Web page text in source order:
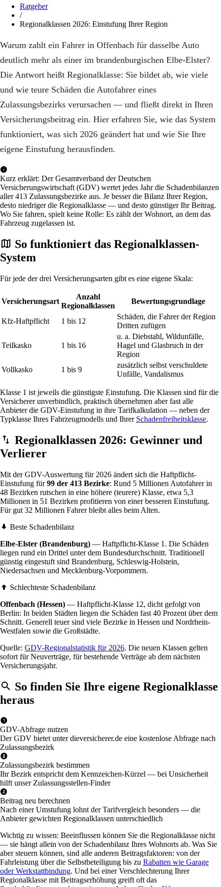
Ratgeber
/
Regionalklassen 2026: Einstufung Ihrer Region
Warum zahlt ein Fahrer in Offenbach für dasselbe Auto
deutlich mehr als einer im brandenburgischen Elbe-Elster?
Die Antwort heißt Regionalklasse: Sie bildet ab, wie viele
und wie teure Schäden die Autofahrer eines
Zulassungsbezirks verursachen — und fließt direkt in Ihren
Versicherungsbeitrag ein. Hier erfahren Sie, wie das System
funktioniert, was sich 2026 geändert hat und wie Sie Ihre
eigene Einstufung herausfinden.
Kurz erklärt: Der Gesamtverband der Deutschen
Versicherungswirtschaft (GDV) wertet jedes Jahr die Schadenbilanzen
aller 413 Zulassungsbezirke aus. Je besser die Bilanz Ihrer Region,
desto niedriger die Regionalklasse — und desto günstiger Ihr Beitrag.
Wo Sie fahren, spielt keine Rolle: Es zählt der Wohnort, an dem das
Fahrzeug zugelassen ist.
So funktioniert das Regionalklassen-
System
Für jede der drei Versicherungsarten gibt es eine eigene Skala:
Versicherungsart
Anzahl
Regionalklassen
Bewertungsgrundlage
Kfz-Haftpflicht 1 bis 12
Schäden, die Fahrer der Region
Dritten zufügen
Teilkasko 1 bis 16
u. a. Diebstahl, Wildunfälle,
Hagel und Glasbruch in der
Region
Vollkasko
1 bis 9
zusätzlich selbst verschuldete
Unfälle, Vandalismus
Klasse 1 ist jeweils die günstigste Einstufung. Die Klassen sind für die
Versicherer unverbindlich, praktisch übernehmen aber fast alle
Anbieter die GDV-Einstufung in ihre Tarifkalkulation — neben der
Typklasse Ihres Fahrzeugmodells und Ihrer Schadenfreiheitsklasse.
Regionalklassen 2026: Gewinner und
Verlierer
Mit der GDV-Auswertung für 2026 ändert sich die Haftpflicht-
Einstufung für99 der 413 Bezirke: Rund 5 Millionen Autofahrer in
48 Bezirken rutschen in eine höhere (teurere) Klasse, etwa 5,3
Millionen in 51 Bezirken profitieren von einer besseren Einstufung.
Für gut 32 Millionen Fahrer bleibt alles beim Alten.
Beste Schadenbilanz
Elbe-Elster (Brandenburg) — Haftpflicht-Klasse 1. Die Schäden
liegen rund ein Drittel unter dem Bundesdurchschnitt. Traditionell
günstig eingestuft sind Brandenburg, Schleswig-Holstein,
Niedersachsen und Mecklenburg-Vorpommern.
Schlechteste Schadenbilanz
Offenbach (Hessen) — Haftpflicht-Klasse 12, dicht gefolgt von
Berlin: In beiden Städten liegen die Schäden fast 40 Prozent über dem
Schnitt. Generell teuer sind viele Bezirke in Hessen und Nordrhein-
Westfalen sowie die Großstädte.
Quelle: GDV-Regionalstatistik für 2026. Die neuen Klassen gelten
sofort für Neuverträge, für bestehende Verträge ab dem nächsten
Versicherungsjahr.
So finden Sie Ihre eigene Regionalklasse
heraus
GDV-Abfrage nutzen
Der GDV bietet unter dieversicherer.de eine kostenlose Abfrage nach
Zulassungsbezirk
Zulassungsbezirk bestimmen
Ihr Bezirk entspricht dem Kennzeichen-Kürzel — bei Unsicherheit
hilft unser Zulassungsstellen-Finder
Beitrag neu berechnen
Nach einer Umstufung lohnt der Tarifvergleich besonders — die
Anbieter gewichten Regionalklassen unterschiedlich
Wichtig zu wissen: Beeinflussen können Sie die Regionalklasse nicht
— sie hängt allein von der Schadenbilanz Ihres Wohnorts ab. Was Sie
aber steuern können, sind alle anderen Beitragsfaktoren: von der
Fahrleistung über die Selbstbeteiligung bis zu Rabatten wie Garage
oder Werkstattbindung. Und bei einer Verschlechterung Ihrer
Regionalklasse mit Beitragserhöhung greift oft das